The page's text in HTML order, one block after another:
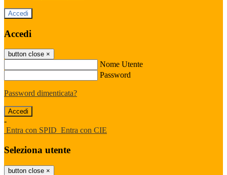
Accedi
Accedi
button close ×
Nome Utente
Password
Password dimenticata?
-
Entra con SPID Entra con CIE
Seleziona utente
button close ×